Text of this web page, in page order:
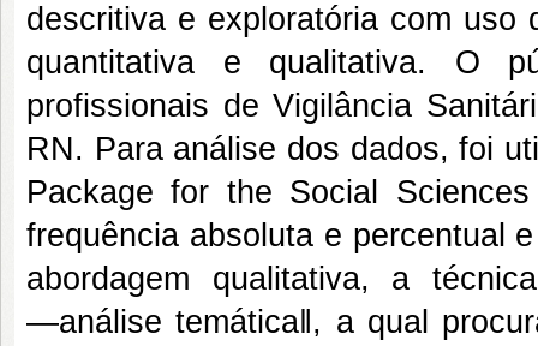
descritiva e exploratória com uso
quantitativa e qualitativa. O
profissionais de Vigilância
RN. Para análise dos dados, foi
Package for the Social
frequência absoluta e percentual
abordagem qualitativa, a
―análise temática‖, a qual